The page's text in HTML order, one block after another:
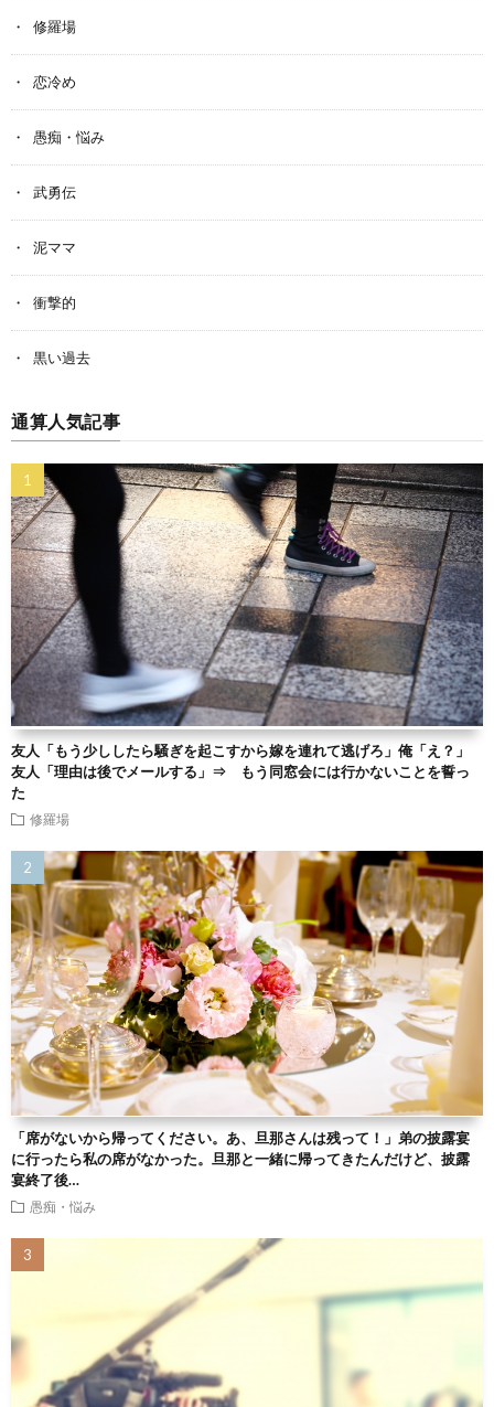
修羅場
恋冷め
愚痴・悩み
武勇伝
泥ママ
衝撃的
黒い過去
通算人気記事
友人「もう少ししたら騒ぎを起こすから嫁を連れて逃げろ」俺「え？」
友人「理由は後でメールする」⇒ もう同窓会には行かないことを誓っ
た
修羅場
「席がないから帰ってください。あ、旦那さんは残って！」弟の披露宴
に行ったら私の席がなかった。旦那と一緒に帰ってきたんだけど、披露
宴終了後…
愚痴・悩み